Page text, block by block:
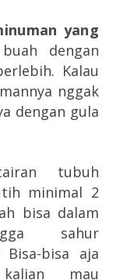
yang
dengan
Kalau
nggak
dengan gula
tubuh
minimal 2
bisa dalam
sahur
bisa aja
mau